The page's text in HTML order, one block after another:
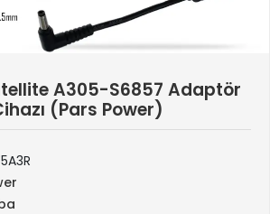
A305-S6857 Adaptör
(Pars Power)